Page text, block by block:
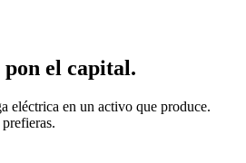
pon el capital.
eléctrica en un activo que produce.